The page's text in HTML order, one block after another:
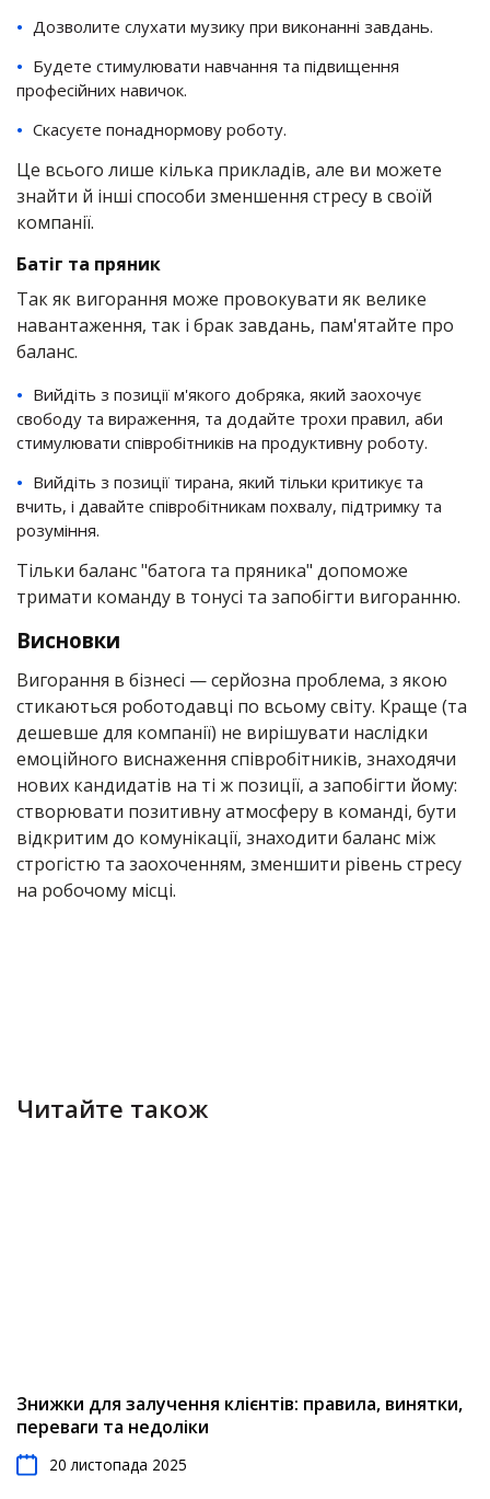
Дозволите слухати музику при виконанні завдань.
Будете стимулювати навчання та підвищення
професійних навичок.
Скасуєте понаднормову роботу.
Це всього лише кілька прикладів, але ви можете
знайти й інші способи зменшення стресу в своїй
компанії.
Батіг та пряник
Так як вигорання може провокувати як велике
навантаження, так і брак завдань, пам'ятайте про
баланс.
Вийдіть з позиції м'якого добряка, який заохочує
свободу та вираження, та додайте трохи правил, аби
стимулювати співробітників на продуктивну роботу.
Вийдіть з позиції тирана, який тільки критикує та
вчить, і давайте співробітникам похвалу, підтримку та
розуміння.
Тільки баланс "батога та пряника" допоможе
тримати команду в тонусі та запобігти вигоранню.
Висновки
Вигорання в бізнесі — серйозна проблема, з якою
стикаються роботодавці по всьому світу. Краще (та
дешевше для компанії) не вирішувати наслідки
емоційного виснаження співробітників, знаходячи
нових кандидатів на ті ж позиції, а запобігти йому:
створювати позитивну атмосферу в команді, бути
відкритим до комунікації, знаходити баланс між
строгістю та заохоченням, зменшити рівень стресу
на робочому місці.
Читайте також
Знижки для залучення клієнтів: правила, винятки,
переваги та недоліки
20 листопада 2025